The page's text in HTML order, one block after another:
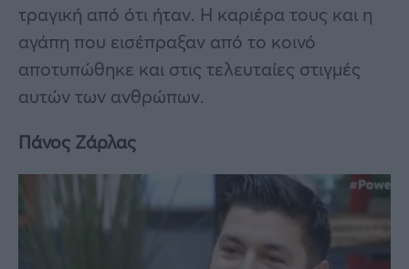
τραγική από ότι ήταν. Η καριέρα τους και η
αγάπη που εισέπραξαν από το κοινό
αποτυπώθηκε και στις τελευταίες στιγμές
αυτών των ανθρώπων.
Πάνος Ζάρλας